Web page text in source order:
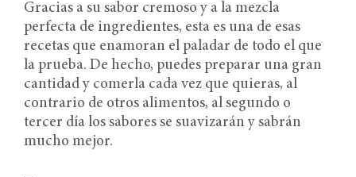
Gracias a su sabor cremoso y a la mezcla
perfecta de ingredientes, esta es una de esas
recetas que enamoran el paladar de todo el que
la prueba. De hecho, puedes preparar una gran
cantidad y comerla cada vez que quieras, al
contrario de otros alimentos, al segundo o
tercer día los sabores se suavizarán y sabrán
mucho mejor.